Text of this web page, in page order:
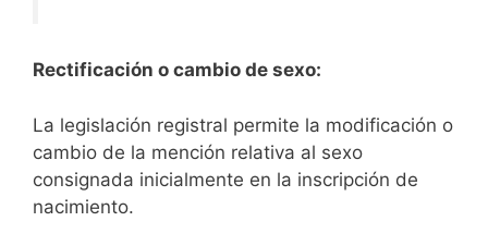
Rectificación o cambio de sexo:
La legislación registral permite la modificación o
cambio de la mención relativa al sexo
consignada inicialmente en la inscripción de
nacimiento.